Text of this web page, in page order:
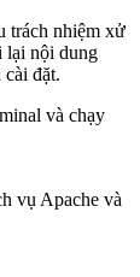
trách nhiệm xử
lại nội dung
đặt.
và chạy
vụ Apache và